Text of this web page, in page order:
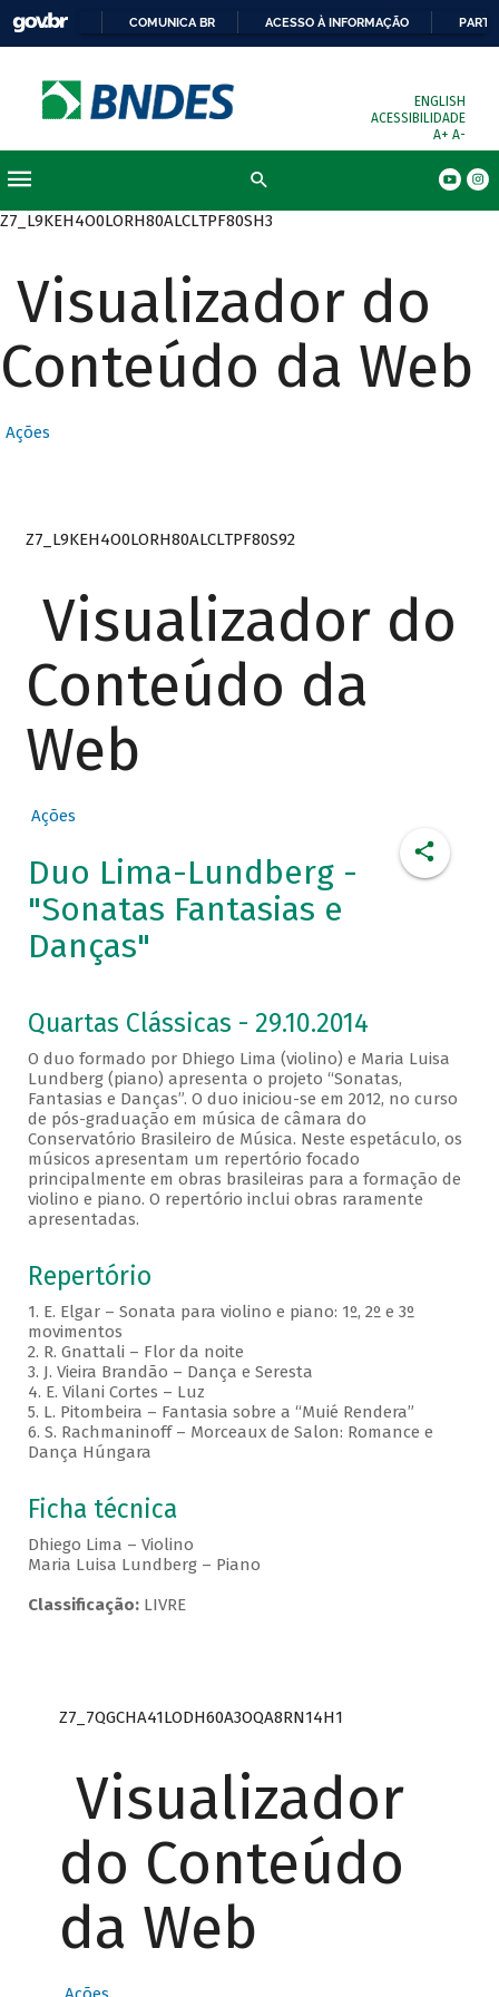
COMUNICA BR ACESSO À INFORMAÇÃO
ENGLISH
ACESSIBILIDADE
A+ A-
Z7_L9KEH4O0LORH80ALCLTPF80SH3
Visualizador do
Conteúdo da Web
Ações
Z7_L9KEH4O0LORH80ALCLTPF80S92
Visualizador do
Conteúdo da
Web
Ações
Duo Lima-Lundberg -
"Sonatas Fantasias e
Danças"
Quartas Clássicas - 29.10.2014
O duo formado por Dhiego Lima (violino) e Maria Luisa
Lundberg (piano) apresenta o projeto “Sonatas,
Fantasias e Danças”. O duo iniciou-se em 2012, no curso
de pós-graduação em música de câmara do
Conservatório Brasileiro de Música. Neste espetáculo, os
músicos apresentam um repertório focado
principalmente em obras brasileiras para a formação de
violino e piano. O repertório inclui obras raramente
apresentadas.
Repertório
1. E. Elgar – Sonata para violino e piano: 1º, 2º e 3º
movimentos
2. R. Gnattali – Flor da noite
3. J. Vieira Brandão – Dança e Seresta
4. E. Vilani Cortes – Luz
5. L. Pitombeira – Fantasia sobre a “Muié Rendera”
6. S. Rachmaninoff – Morceaux de Salon: Romance e
Dança Húngara
Ficha técnica
Dhiego Lima – Violino
Maria Luisa Lundberg – Piano
Classificação:LIVRE
Z7_7QGCHA41LODH60A3OQA8RN14H1
Visualizador
do Conteúdo
da Web